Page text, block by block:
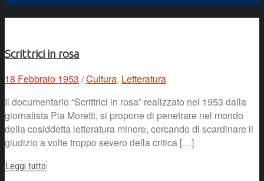
Scrittrici in rosa
18 Febbraio 1953 /Cultura, Letteratura
Il documentario “Scrittrici in rosa” realizzato nel 1953 dalla
giornalista Pia Moretti, si propone di penetrare nel mondo
della cosiddetta letteratura minore, cercando di scardinare il
giudizio a volte troppo severo della critica […]
Leggi tutto